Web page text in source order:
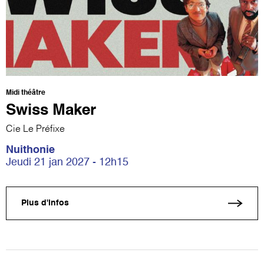
Midi théâtre
Swiss Maker
Cie Le Préfixe
Nuithonie
Jeudi 21 jan 2027 - 12h15
Plus d'infos